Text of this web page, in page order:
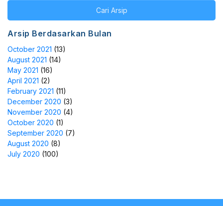
Cari Arsip
Arsip Berdasarkan Bulan
October 2021 (13)
August 2021 (14)
May 2021 (16)
April 2021 (2)
February 2021 (11)
December 2020 (3)
November 2020 (4)
October 2020 (1)
September 2020 (7)
August 2020 (8)
July 2020 (100)